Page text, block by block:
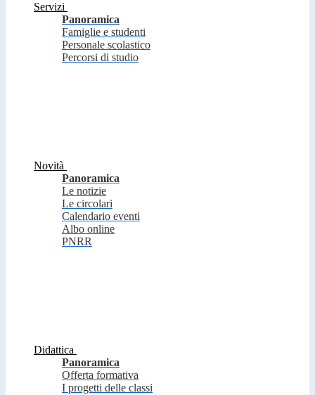
Servizi
Panoramica
Famiglie e studenti
Personale scolastico
Percorsi di studio
Novità
Panoramica
Le notizie
Le circolari
Calendario eventi
Albo online
PNRR
Didattica
Panoramica
Offerta formativa
I progetti delle classi